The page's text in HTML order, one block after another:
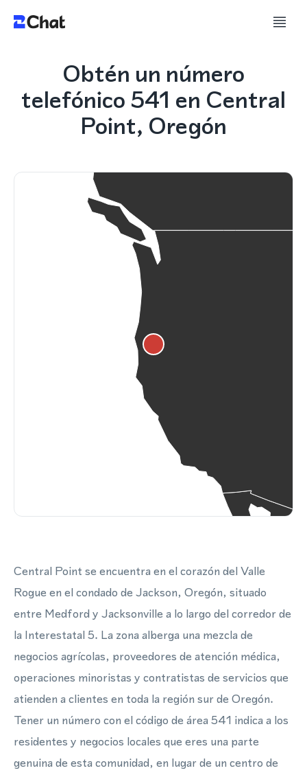
Obtén un número
telefónico 541 en Central
Point, Oregón
Central Point se encuentra en el corazón del Valle
Rogue en el condado de Jackson, Oregón, situado
entre Medford y Jacksonville a lo largo del corredor de
la Interestatal 5. La zona alberga una mezcla de
negocios agrícolas, proveedores de atención médica,
operaciones minoristas y contratistas de servicios que
atienden a clientes en toda la región sur de Oregón.
Tener un número con el código de área 541 indica a los
residentes y negocios locales que eres una parte
genuina de esta comunidad, en lugar de un centro de